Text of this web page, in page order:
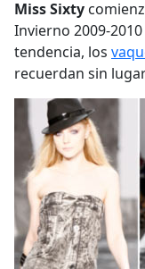
Miss Sixty
Invierno 2009-
tendencia, los
recuerdan sin